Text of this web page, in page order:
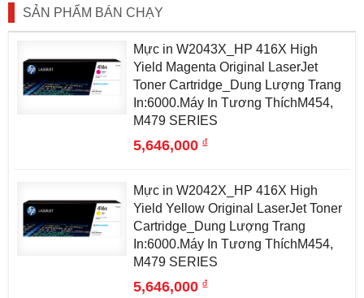
SẢN PHẨM BÁN CHẠY
Mực in W2043X_HP 416X High
Yield Magenta Original LaserJet
Toner Cartridge_Dung Lượng Trang
In:6000.Máy In Tương ThíchM454,
M479 SERIES
5,646,000đ
Mực in W2042X_HP 416X High
Yield Yellow Original LaserJet Toner
Cartridge_Dung Lượng Trang
In:6000.Máy In Tương ThíchM454,
M479 SERIES
5,646,000đ